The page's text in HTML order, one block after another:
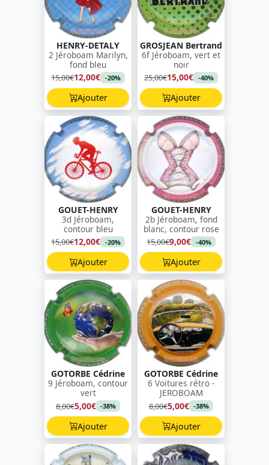
HENRY-DETALY
2 Jéroboam Marilyn,
fond bleu
15,00€12,00€ -20%
Ajouter
GROSJEAN Bertrand
6f Jéroboam, vert et
noir
25,00€15,00€ -40%
Ajouter
GOUET-HENRY
3d Jéroboam,
contour bleu
15,00€12,00€ -20%
Ajouter
GOUET-HENRY
2b Jéroboam, fond
blanc, contour rose
15,00€9,00€ -40%
Ajouter
GOTORBE Cédrine
9 Jéroboam, contour
vert
8,00€5,00€ -38%
Ajouter
GOTORBE Cédrine
6 Voitures rétro -
JEROBOAM
8,00€5,00€ -38%
Ajouter